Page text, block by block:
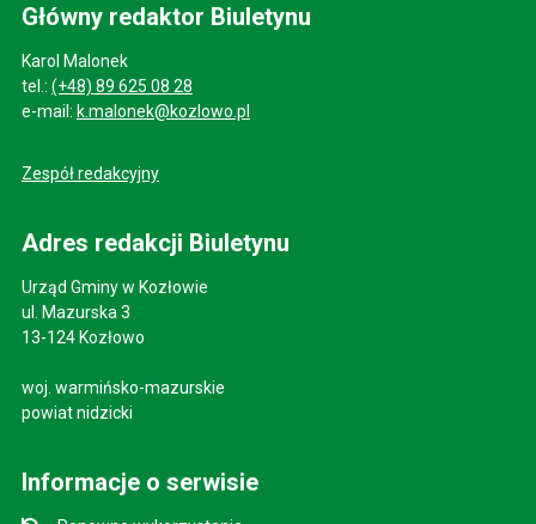
Główny redaktor Biuletynu
Karol Malonek
tel.: (+48) 89 625 08 28
e-mail: k.malonek@kozlowo.pl
Zespół redakcyjny
Adres redakcji Biuletynu
Urząd Gminy w Kozłowie
ul. Mazurska 3
13-124 Kozłowo
woj. warmińsko-mazurskie
powiat nidzicki
Informacje o serwisie